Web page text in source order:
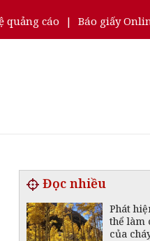
quảng cáo | Báo giấy
Đọc nhiều
Phát
thể làm
của